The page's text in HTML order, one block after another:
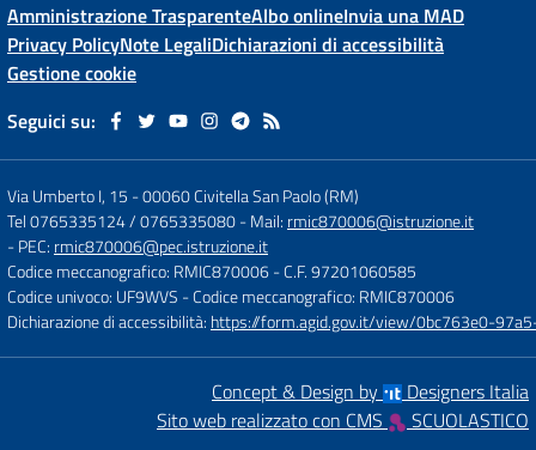
Amministrazione TrasparenteAlbo onlineInvia una MAD
Privacy PolicyNote LegaliDichiarazioni di accessibilità
Gestione cookie
Seguici su:
Via Umberto I, 15 -00060 Civitella San Paolo (RM)
Tel 0765335124 / 0765335080- Mail: rmic870006@istruzione.it
- PEC: rmic870006@pec.istruzione.it
Codice meccanografico: RMIC870006- C.F. 97201060585
Codice univoco: UF9WVS - Codice meccanografico: RMIC870006
Dichiarazione di accessibilità: https://form.agid.gov.it/view/0bc763e0-
Concept & Design by
Designers Italia
Sito web realizzato con CMS
SCUOLASTICO